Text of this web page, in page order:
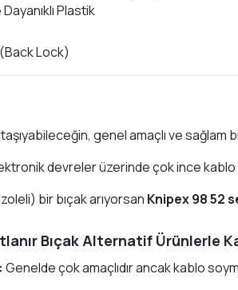
Plastik
(Back Lock)
genel amaçlı ve sağlam
devreler üzerinde çok ince
bir bıçak arıyorsan Knipex 98 52
Bıçak Alternatif Ürünlerle
Genelde çok amaçlıdır ancak kablo